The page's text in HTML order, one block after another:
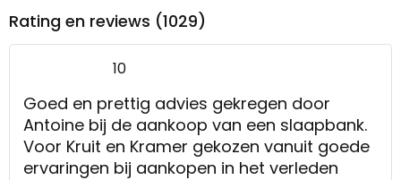
Rating en reviews (1029)
10
Goed en prettig advies gekregen door
Antoine bij de aankoop van een slaapbank.
Voor Kruit en Kramer gekozen vanuit goede
ervaringen bij aankopen in het verleden